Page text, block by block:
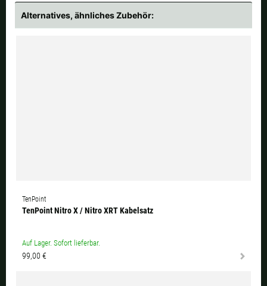
Alternatives, ähnliches Zubehör:
TenPoint
TenPoint Nitro X / Nitro XRT Kabelsatz
Auf Lager. Sofort lieferbar.
99,00 €